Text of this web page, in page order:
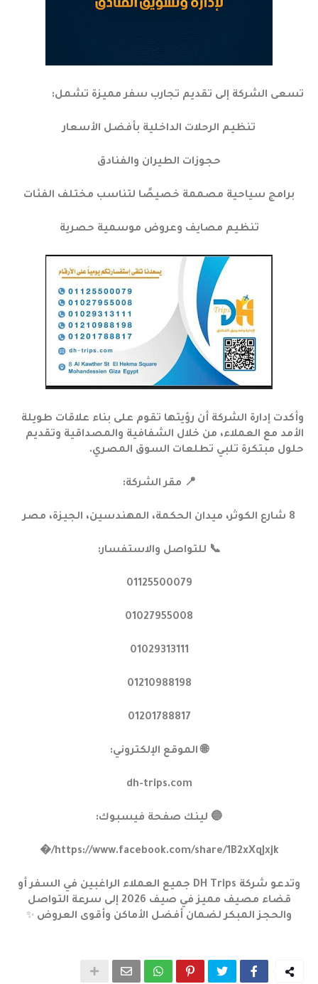
تسعى الشركة إلى تقديم تجارب سفر مميزة تشمل:
تنظيم الرحلات الداخلية بأفضل الأسعار
حجوزات الطيران والفنادق
برامج سياحية مصممة خصيصًا لتناسب مختلف الفئات
تنظيم مصايف وعروض موسمية حصرية
وأكدت إدارة الشركة أن رؤيتها تقوم على بناء علاقات طويلة
الأمد مع العملاء، من خلال الشفافية والمصداقية وتقديم
حلول مبتكرة تلبي تطلعات السوق المصري.
📍 مقر الشركة:
8 شارع الكوثر، ميدان الحكمة، المهندسين، الجيزة، مصر
📞 للتواصل والاستفسار:
01125500079
01027955008
01029313111
01210988198
01201788817
🌐 الموقع الإلكتروني:
dh-trips.com
🔵 لينك صفحة فيسبوك:
https://www.facebook.com/share/1B2xXqJxjk/�
وتدعو شركة DH Trips جميع العملاء الراغبين في السفر أو
قضاء مصيف مميز في صيف 2026 إلى سرعة التواصل
والحجز المبكر لضمان أفضل الأماكن وأقوى العروض ✨